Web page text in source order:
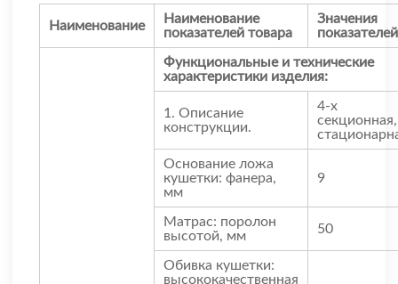
Наименование
Наименование
показателей товара
Значения
показателей
Функциональные и технические
характеристики изделия:
1. Описание
конструкции.
4-х
секционная,
Основание ложа
кушетки: фанера,
мм
9
Матрас: поролон
высотой, мм
50
Обивка кушетки:
высококачественная